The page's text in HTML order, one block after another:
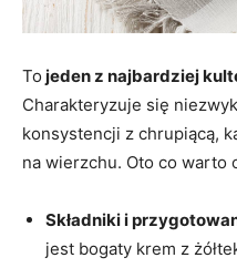
To jeden z najbardziej
Charakteryzuje się
konsystencji z chrupiącą,
na wierzchu. Oto co warto
Składniki i
jest bogaty krem z